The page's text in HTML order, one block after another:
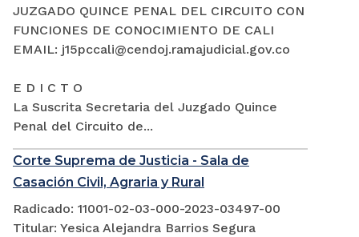
JUZGADO QUINCE PENAL DEL CIRCUITO CON
FUNCIONES DE CONOCIMIENTO DE CALI
EMAIL: j15pccali@cendoj.ramajudicial.gov.co
E D I C T O
La Suscrita Secretaria del Juzgado Quince
Penal del Circuito de...
Corte Suprema de Justicia - Sala de
Casación Civil, Agraria y Rural
Radicado: 11001-02-03-000-2023-03497-00
Titular: Yesica Alejandra Barrios Segura